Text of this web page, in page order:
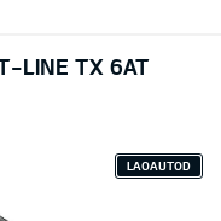
LINE TX 6AT
LAOAUTOD